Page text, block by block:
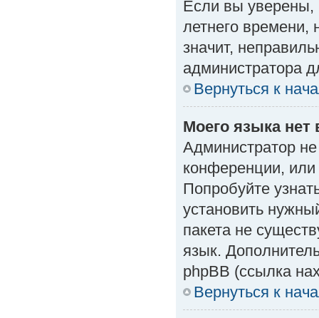
Если вы уверены,
летнего времени,
значит,
администратора
Вернуться к
Моего языка нет
Администратор
конференции,
Попробуйте
установить
пакета не
язык.
phpBB (ссылка
Вернуться к